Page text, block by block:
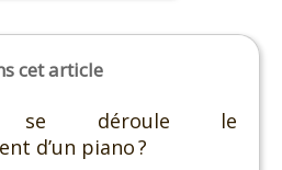
cet article
se déroule le
d’un piano ?